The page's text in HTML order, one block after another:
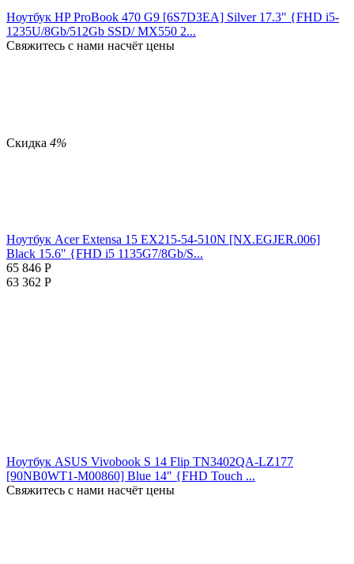
Ноутбук HP ProBook 470 G9 [6S7D3EA] Silver 17.3" {FHD i5-
1235U/8Gb/512Gb SSD/ MX550 2...
Свяжитесь с нами насчёт цены
Скидка 4%
Ноутбук Acer Extensa 15 EX215-54-510N [NX.EGJER.006]
Black 15.6" {FHD i5 1135G7/8Gb/S...
65 846 Р
63 362 Р
Ноутбук ASUS Vivobook S 14 Flip TN3402QA-LZ177
[90NB0WT1-M00860] Blue 14" {FHD Touch ...
Свяжитесь с нами насчёт цены